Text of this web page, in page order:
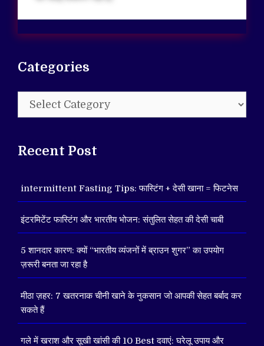
Categories
Categories
Recent Post
intermittent Fasting Tips: फास्टिंग + देसी खाना = फिटनेस
इंटरमिटेंट फास्टिंग और भारतीय भोजन: संतुलित सेहत की देसी चाबी
5 शानदार कारण: क्यों “भारतीय व्यंजनों में ब्राउन शुगर” का उपयोग
ज़रूरी बनता जा रहा है
मीठा ज़हर: 7 खतरनाक चीनी खाने के नुकसान जो आपकी सेहत बर्बाद कर
सकते हैं
गले में खराश और सूखी खांसी की 10 Best दवाएं: घरेलू उपाय और